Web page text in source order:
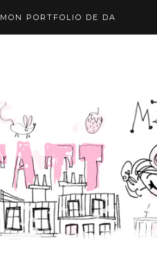
MON PORTFOLIO DE DA